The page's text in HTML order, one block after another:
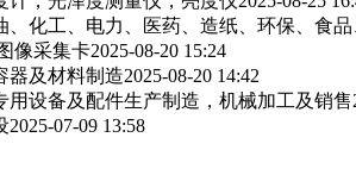
、化工、电力、医药、造纸、环保、食
像采集卡2025-08-20 15:24
器及材料制造2025-08-20 14:42
用设备及配件生产制造，机械加工及销售
2025-07-09 13:58